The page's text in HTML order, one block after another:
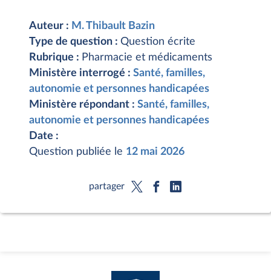
Auteur : M. Thibault Bazin
Type de question : Question écrite
Rubrique : Pharmacie et médicaments
Ministère interrogé : Santé, familles,
autonomie et personnes handicapées
Ministère répondant : Santé, familles,
autonomie et personnes handicapées
Date :
Question publiée le 12 mai 2026
partager